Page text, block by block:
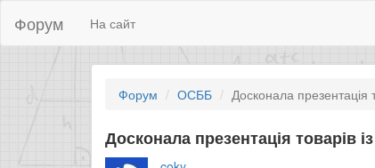
Форум На сайт
Форум ОСББ Досконала презентація
Досконала презентація товарів